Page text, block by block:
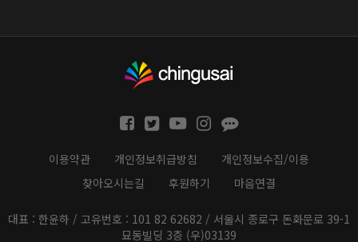
이용약관 개인정보취급방침
개인정보수집/이용
찾아오시는길
후원하기 마음연결
대표 : 한윤하 / 고유번호 : 101 82 62682 / 서울시 종로구 돈화문로 39-1
묘동빌딩 3층 (우)03139